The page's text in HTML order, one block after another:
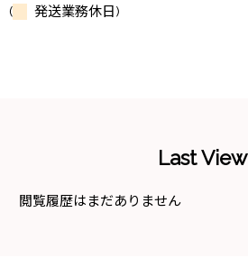
( 発送業務休日)
Last View
閲覧履歴はまだありません